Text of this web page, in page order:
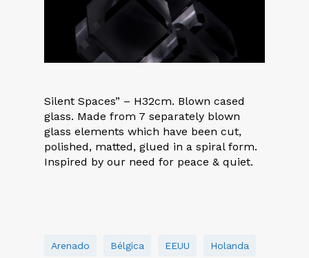
Silent Spaces” – H32cm. Blown cased
glass. Made from 7 separately blown
glass elements which have been cut,
polished, matted, glued in a spiral form.
Inspired by our need for peace & quiet.
Arenado Bélgica EEUU Holanda